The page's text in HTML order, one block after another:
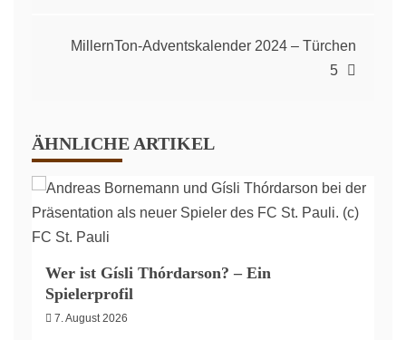
MillernTon-Adventskalender 2024 – Türchen
5
ÄHNLICHE ARTIKEL
Wer ist Gísli Thórdarson? – Ein
Spielerprofil
7. August 2026